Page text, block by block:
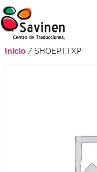
Inicio / SHOEPT.TXP